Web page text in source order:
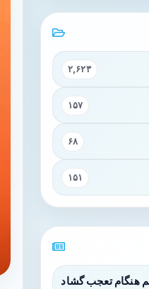
۲,۶۲۳
۱۵۷
۶۸
۱۵۱
هنگام تعجب گشاد